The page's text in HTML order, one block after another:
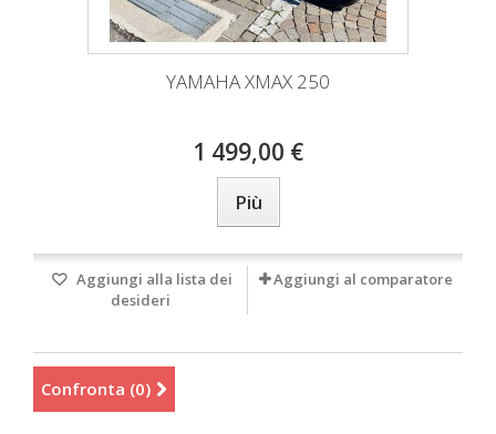
YAMAHA XMAX 250
1 499,00 €
Più
Aggiungi alla lista dei
desideri
Aggiungi al comparatore
Confronta (0)